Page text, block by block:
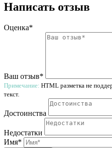
Написать отзыв
Оценка*
Ваш отзыв*
Примечание: HTML разметка не
текст.
Достоинства
Недостатки
Имя*